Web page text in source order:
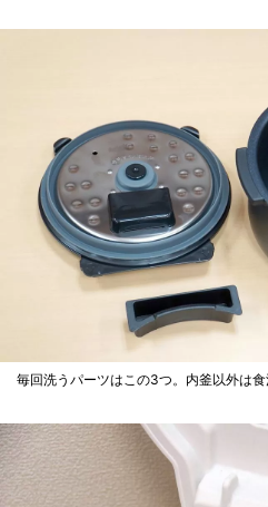
毎回洗うパーツはこの3つ。内釜以外は